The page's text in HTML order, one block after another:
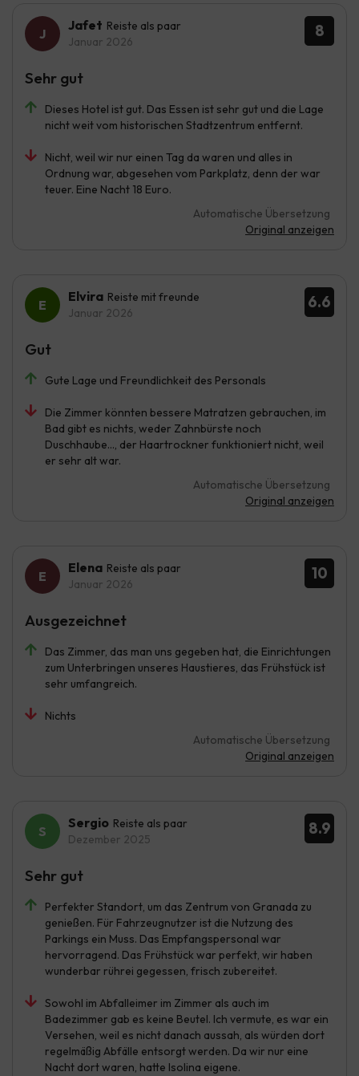
8
Jafet Reiste als paar
Januar 2026
Dieses Hotel ist gut. Das Essen ist sehr gut und die Lage
nicht weit vom historischen Stadtzentrum entfernt.
Nicht, weil wir nur einen Tag da waren und alles in
Ordnung war, abgesehen vom Parkplatz, denn der war
teuer. Eine Nacht 18 Euro.
Automatische Übersetzung
Original anzeigen
Sehr gut
6.6
Elvira Reiste mit freunde
Januar 2026
Gute Lage und Freundlichkeit des Personals
Die Zimmer könnten bessere Matratzen gebrauchen, im
Bad gibt es nichts, weder Zahnbürste noch
Duschhaube..., der Haartrockner funktioniert nicht, weil
er sehr alt war.
Automatische Übersetzung
Original anzeigen
Gut
10
Elena Reiste als paar
Januar 2026
Das Zimmer, das man uns gegeben hat, die Einrichtungen
zum Unterbringen unseres Haustieres, das Frühstück ist
sehr umfangreich.
Nichts
Automatische Übersetzung
Original anzeigen
Ausgezeichnet
8.9
Sergio Reiste als paar
Dezember 2025
Perfekter Standort, um das Zentrum von Granada zu
genießen. Für Fahrzeugnutzer ist die Nutzung des
Parkings ein Muss. Das Empfangspersonal war
hervorragend. Das Frühstück war perfekt, wir haben
wunderbar rührei gegessen, frisch zubereitet.
Sowohl im Abfalleimer im Zimmer als auch im
Badezimmer gab es keine Beutel. Ich vermute, es war ein
Versehen, weil es nicht danach aussah, als würden dort
regelmäßig Abfälle entsorgt werden. Da wir nur eine
Nacht dort waren, hatte Isolina eigene.
Sehr gut